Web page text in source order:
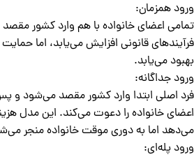
ورود همزمان:
تمامی اعضای خانواده با هم وارد کشور
فرآیندهای قانونی افزایش می‌یابد، اما
بهبود می‌یابد.
ورود جداگانه:
فرد اصلی ابتدا وارد کشور مقصد می‌شود و
اعضای خانواده را دعوت می‌کند. این مدل
می‌دهد اما به دوری موقت خانواده منجر
ورود پله‌ای: